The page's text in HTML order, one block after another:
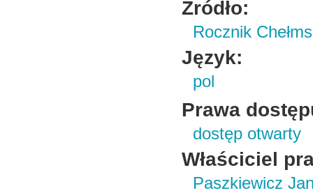
Źródło:
Rocznik
Język:
pol
Prawa
dostęp otwarty
Właściciel
Paszkiewicz